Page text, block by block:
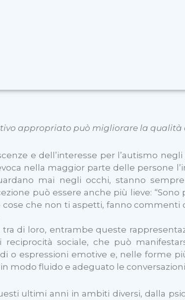
appropriato può migliorare la
e dell’interesse per l’autismo
nella maggior parte delle persone
mai negli occhi, stanno
può essere anche più lieve:
che non ti aspetti, fanno
di loro, entrambe queste
reciprocità sociale, che può
o espressioni emotive e, nelle forme
modo fluido e adeguato le
ultimi anni in ambiti diversi, dalla